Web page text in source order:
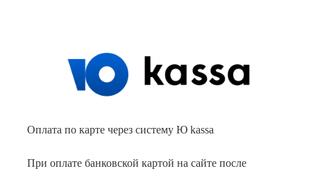
Оплата по карте через систему Ю kassa
При оплате банковской картой на сайте после